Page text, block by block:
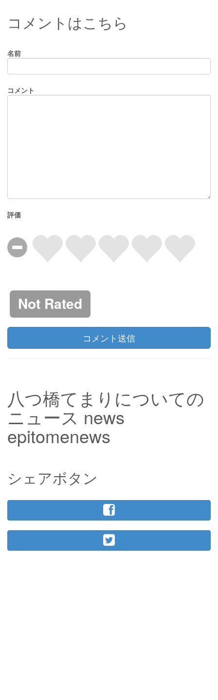
コメントはこちら
名前
コメント
評価
Not Rated
コメント送信
八つ橋てまりについての
ニュース news
epitomenews
シェアボタン